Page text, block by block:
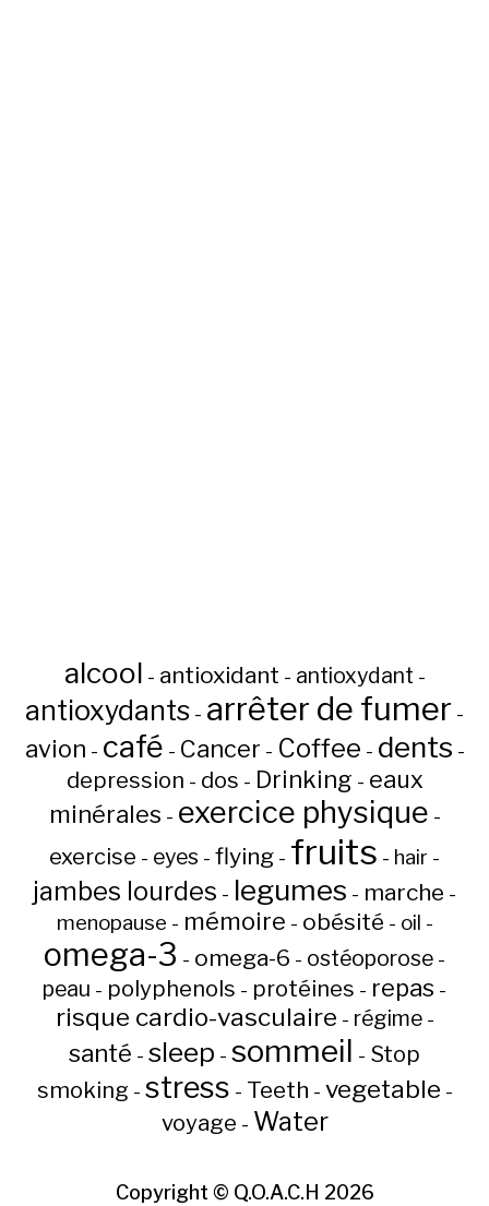
alcool - antioxidant - antioxydant -
antioxydants - arrêter de fumer -
avion - café - Cancer - Coffee - dents -
depression - dos - Drinking - eaux
minérales - exercice physique -
exercise - eyes - flying - fruits - hair -
jambes lourdes - legumes - marche -
menopause - mémoire - obésité - oil -
omega-3 - omega-6 - ostéoporose -
peau - polyphenols - protéines - repas -
risque cardio-vasculaire - régime-
santé - sleep - sommeil - Stop
smoking - stress - Teeth - vegetable -
voyage - Water
Copyright © Q.O.A.C.H 2026